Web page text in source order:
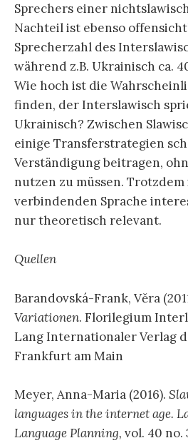
Sprechers einer
Nachteil ist ebenso
Sprecherzahl des
während z.B. Ukrainisch ca.
Wie hoch ist die
finden, der Interslawisch
Ukrainisch? Zwischen
einige Transferstrategien
Verständigung beitragen,
nutzen zu müssen.
verbindenden Sprache
nur theoretisch relevant.
Quellen
Barandovská-Frank, Věra
Variationen. Florilegium
Lang Internationaler Verlag
Frankfurt am Main
Meyer, Anna-Maria (2016).
languages in the internet age.
Language Planning, vol. 40 no.